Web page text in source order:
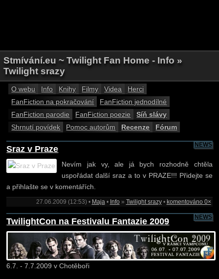
Stmívání.eu ~ Twilight Fan Home - Info »
Twilight srazy
O webu Info Knihy Filmy Videa
Herci
FanFiction na pokračování
FanFiction jednodílné
FanFiction parodie
FanFiction poezie
Síň slávy
Shrnutí povídek
Pomoc autorům Recenze Fórum
NEWS
Sraz v Praze
Nevím jak vy, ale já bych rozhodně chtěla
uspořádat další sraz a to v PRAZE!!! Přidejte se
a přihlašte se v komentářích.
27.06.2009 (12:53) • Maja• Info» Twilight srazy• komentováno 0×
NEWS
TwilightCon na Festivalu Fantazie 2009
6.7. - 7.7.2009 v Chotěboři